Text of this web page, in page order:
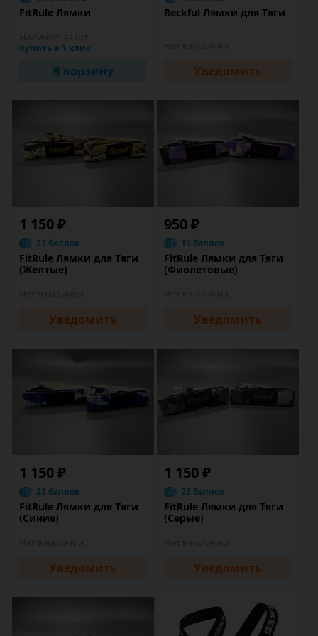
FitRule Лямки
Купить в 1 клик
В корзину
Reckful Лямки для Тяги
Уведомить
1 150 ₽
23 баллов
FitRule Лямки для Тяги
(Желтые)
Уведомить
950 ₽
19 баллов
FitRule Лямки для Тяги
(Фиолетовые)
Уведомить
1 150 ₽
23 баллов
FitRule Лямки для Тяги
(Синие)
Уведомить
1 150 ₽
23 баллов
FitRule Лямки для Тяги
(Серые)
Уведомить